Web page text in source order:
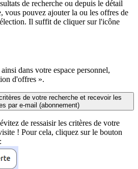
de recherche ou depuis le détail
vous pouvez ajouter la ou les offres de
Il suffit de cliquer sur l'icône
dans votre espace personnel,
d'offres ».
de votre recherche et recevoir les
par e-mail (abonnement)
de ressaisir les critères de votre
! Pour cela, cliquez sur le bouton